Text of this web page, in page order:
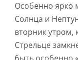
Особенно
Солнца и
вторник утром,
Стрельце